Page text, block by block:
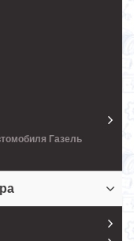
Газель